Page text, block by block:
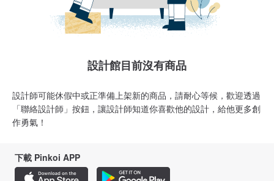
設計館目前沒有商品
設計師可能休假中或正準備上架新的商品，請耐心等候，歡迎透過
「聯絡設計師」按鈕，讓設計師知道你喜歡他的設計，給他更多創
作勇氣！
下載 Pinkoi APP